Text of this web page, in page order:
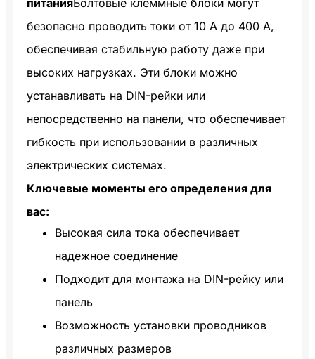
питанияБолтовые клеммные блоки могут
безопасно проводить токи от 10 А до 400 А,
обеспечивая стабильную работу даже при
высоких нагрузках. Эти блоки можно
устанавливать на DIN-рейки или
непосредственно на панели, что обеспечивает
гибкость при использовании в различных
электрических системах.
Ключевые моменты его определения для
вас:
Высокая сила тока обеспечивает
надежное соединение
Подходит для монтажа на DIN-рейку или
панель
Возможность установки проводников
различных размеров